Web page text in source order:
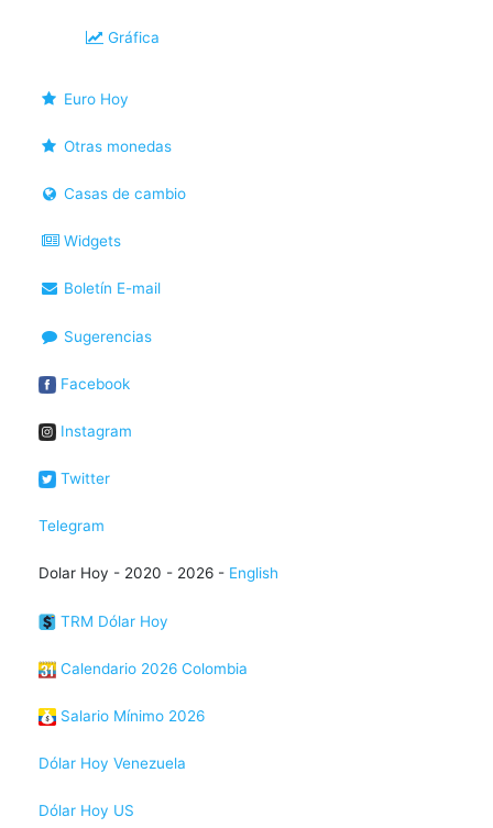
Gráfica
Euro Hoy
Otras monedas
Casas de cambio
Widgets
Boletín E-mail
Sugerencias
Facebook
Instagram
Twitter
Telegram
Dolar Hoy - 2020 - 2026 - English
TRM Dólar Hoy
Calendario 2026 Colombia
Salario Mínimo 2026
Dólar Hoy Venezuela
Dólar Hoy US